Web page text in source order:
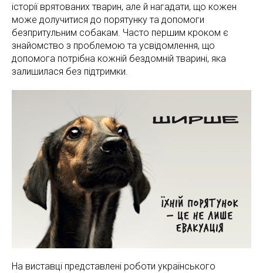
історії врятованих тварин, але й нагадати, що кожен
може долучитися до порятунку та допомоги
безпритульним собакам. Часто першим кроком є
знайомство з проблемою та усвідомлення, що
допомога потрібна кожній бездомній тварині, яка
залишилася без підтримки.
На виставці представлені роботи українського